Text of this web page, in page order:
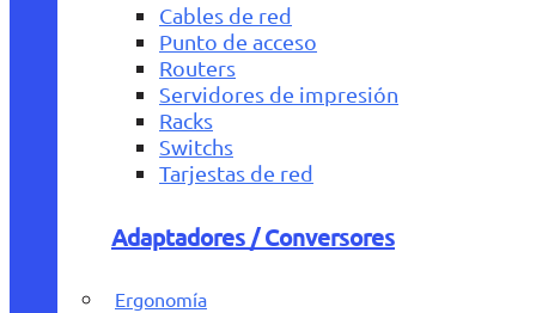
Cables de red
Punto de acceso
Routers
Servidores de impresión
Racks
Switchs
Tarjestas de red
Adaptadores / Conversores
Ergonomía